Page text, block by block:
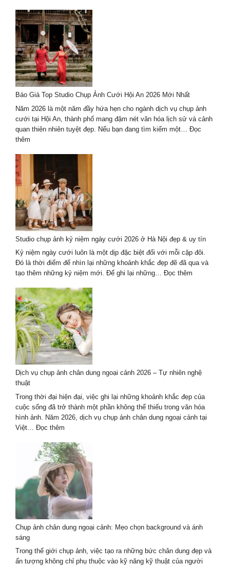
riêng
vụ
du
lịch
kết
hợp
chụp
ảnh
cưới
2026
trọn
gói
–
Báo Giá Top Studio Chụp Ảnh Cưới Hội An 2026 Mới Nhất
Năm 2026 là một năm đầy hứa hẹn cho ngành dịch vụ chụp ảnh
cưới tại Hội An, thành phố mang đậm nét văn hóa lịch sử và cảnh
quan thiên nhiên tuyệt đẹp. Nếu bạn đang tìm kiếm một… Đọc
thêm
Top
Studio
Chụp
Ảnh
Cưới
Hội
An
2026
Mới
Nhất
Studio chụp ảnh kỷ niệm ngày cưới 2026 ở Hà Nội đẹp & uy tín
Kỷ niệm ngày cưới luôn là một dịp đặc biệt đối với mỗi cặp đôi.
Đó là thời điểm để nhìn lại những khoảnh khắc đẹp đẽ đã qua và
tạo thêm những kỷ niệm mới. Để ghi lại những… Đọc thêm
Hà
đẹp
&
uy
Dịch vụ chụp ảnh chân dung ngoại cảnh 2026 – Tự nhiên nghệ
thuật
Trong thời đại hiện đại, việc ghi lại những khoảnh khắc đẹp của
cuộc sống đã trở thành một phần không thể thiếu trong văn hóa
hình ảnh. Năm 2026, dịch vụ chụp ảnh chân dung ngoại cảnh tại
Việt… Đọc thêm
vụ
chụp
ảnh
chân
dung
ngoại
cảnh
2026
–
nhiên
nghệ
Chụp ảnh chân dung ngoại cảnh: Mẹo chọn background và ánh
sáng
Trong thế giới chụp ảnh, việc tạo ra những bức chân dung đẹp và
ấn tượng không chỉ phụ thuộc vào kỹ năng kỹ thuật của người